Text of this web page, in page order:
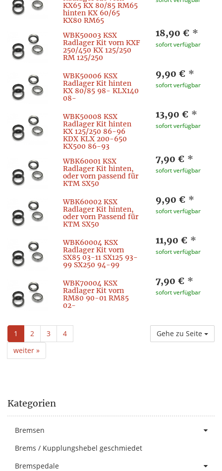
KX65 KX 80/85 RM65
hinten KX 60/65
KX80 RM65
WBK50003 KSX
Radlager Kit vorn KXF
250/450 KX 125/250
RM 125/250
18,90 € *
sofort verfügbar
WBK50006 KSX
Radlager Kit hinten
KX 80/85 98- KLX140
08-
9,90 € *
sofort verfügbar
WBK50008 KSX
Radlager Kit hinten
KX 125/250 86-96
KDX KLX 200-650
KX500 86-93
13,90 € *
sofort verfügbar
WBK60001 KSX
Radlager Kit hinten,
oder vorn passend für
KTM SX50
7,90 € *
sofort verfügbar
WBK60002 KSX
Radlager Kit hinten,
oder vorn Passend für
KTM SX50
9,90 € *
sofort verfügbar
WBK60004 KSX
Radlager Kit vorn
SX85 03-11 SX125 93-
99 SX250 94-99
11,90 € *
sofort verfügbar
WBK70004 KSX
Radlager Kit vorn
RM80 90-01 RM85
02-
7,90 € *
sofort verfügbar
1 2 3
4
weiter »
Gehe zu Seite
Kategorien
Bremsen
Brems / Kupplungshebel geschmiedet
Bremspedale